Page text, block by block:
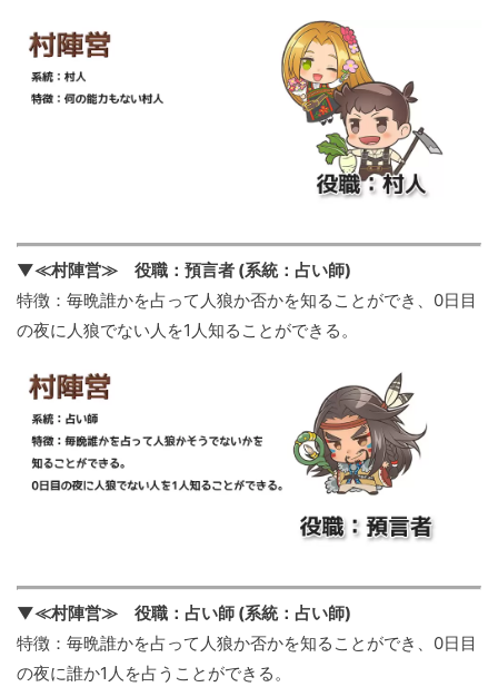
▼≪村陣営≫ 役職：預言者 (系統：占い師)
特徴：毎晩誰かを占って人狼か否かを知ることができ、0日目
の夜に人狼でない人を1人知ることができる。
▼≪村陣営≫ 役職：占い師 (系統：占い師)
特徴：毎晩誰かを占って人狼か否かを知ることができ、0日目
の夜に誰か1人を占うことができる。